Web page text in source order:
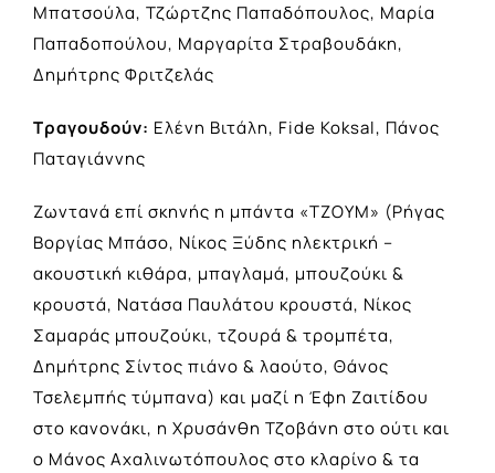
Μπατσούλα, Τζώρτζης Παπαδόπουλος, Μαρία
Παπαδοπούλου, Μαργαρίτα Στραβουδάκη,
Δημήτρης Φριτζελάς
Τραγουδούν: Ελένη Βιτάλη, Fide Koksal, Πάνος
Παταγιάννης
Ζωντανά επί σκηνής η μπάντα «ΤΖΟΥΜ» (Ρήγας
Βοργίας Μπάσο, Νίκος Ξύδης ηλεκτρική –
ακουστική κιθάρα, μπαγλαμά, μπουζούκι &
κρουστά, Νατάσα Παυλάτου κρουστά, Νίκος
Σαμαράς μπουζούκι, τζουρά & τρομπέτα,
Δημήτρης Σίντος πιάνο & λαούτο, Θάνος
Τσελεμπής τύμπανα) και μαζί η Έφη Ζαιτίδου
στο κανονάκι, η Χρυσάνθη Τζοβάνη στο ούτι και
ο Μάνος Αχαλινωτόπουλος στο κλαρίνο & τα